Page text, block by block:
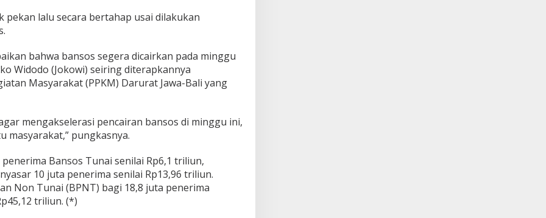
pekan lalu secara bertahap usai dilakukan
bahwa bansos segera dicairkan pada minggu
Widodo (Jokowi) seiring diterapkannya
Masyarakat (PPKM) Darurat Jawa-Bali yang
mengakselerasi pencairan bansos di minggu ini,
masyarakat,” pungkasnya.
Bansos Tunai senilai Rp6,1 triliun,
10 juta penerima senilai Rp13,96 triliun.
Non Tunai (BPNT) bagi 18,8 juta penerima
triliun. (*)